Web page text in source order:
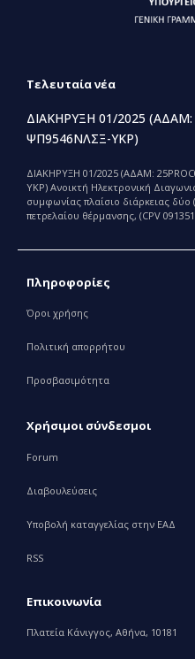
Τελευταία νέα
ΔΙΑΚΗΡΥΞΗ 01/2025 (ΑΔΑΜ:
ΨΠ9546ΝΛΣΞ-ΥΚΡ)
ΔΙΑΚΗΡΥΞΗ 01/2025 (ΑΔΑΜ:
ΥΚΡ) Ανοικτή Ηλεκτρονική
συμφωνίας πλαίσιο διάρκειας δύο
πετρελαίου θέρμανσης, (CPV
Πληροφορίες
Όροι χρήσης
Πολιτική απορρήτου
Προσβασιμότητα
Χρήσιμοι σύνδεσμοι
Forum
Διαβουλεύσεις
Υποβολή καταγγελίας στην ΕΑΔ
RSS
Επικοινωνία
Πλατεία Κάνιγγος, Αθήνα, 10181